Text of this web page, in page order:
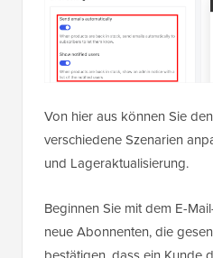
Von hier aus können Sie
verschiedene Szenarien
und Lageraktualisierung.
Beginnen Sie mit dem E-
neue Abonnenten, die